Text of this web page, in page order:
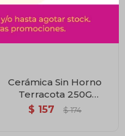
Cerámica Sin Horno
Terracota 250G
Infantozzi
$ 157 $ 174